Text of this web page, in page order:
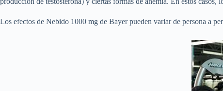
Los efectos de Nebido 1000 mg de Bayer pueden variar de persona a